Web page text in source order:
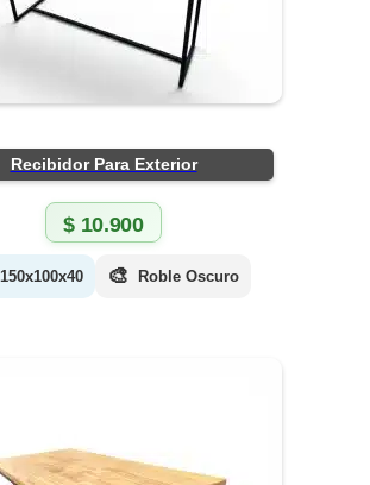
Recibidor Para Exterior
$10.900
150x100x40 🎨 Roble Oscuro